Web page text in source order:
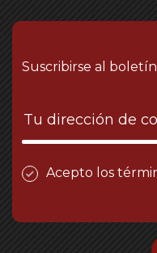
Suscribirse al boletín
Acepto los